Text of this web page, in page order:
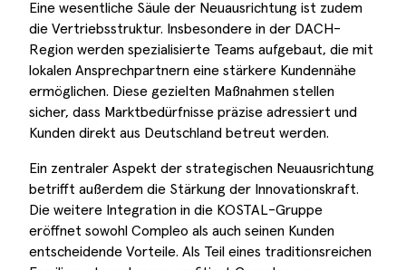
Eine wesentliche Säule der Neuausrichtung ist zudem
die Vertriebsstruktur. Insbesondere in der DACH-
Region werden spezialisierte Teams aufgebaut, die mit
lokalen Ansprechpartnern eine stärkere Kundennähe
ermöglichen. Diese gezielten Maßnahmen stellen
sicher, dass Marktbedürfnisse präzise adressiert und
Kunden direkt aus Deutschland betreut werden.
Ein zentraler Aspekt der strategischen Neuausrichtung
betrifft außerdem die Stärkung der Innovationskraft.
Die weitere Integration in die KOSTAL-Gruppe
eröffnet sowohl Compleo als auch seinen Kunden
entscheidende Vorteile. Als Teil eines traditionsreichen